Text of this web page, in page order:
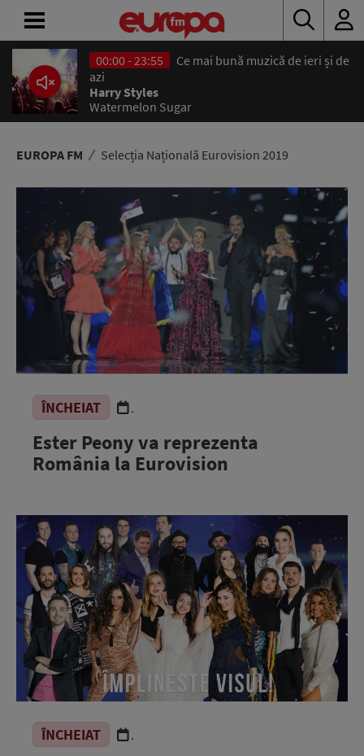
00:00 - 23:55
Ce mai bună muzică de ieri și de
azi
Harry Styles
Watermelon Sugar
EUROPA FM Selecția Națională Eurovision 2019
ÎNCHEIAT .
Ester Peony va reprezenta
România la Eurovision
ÎNCHEIAT .
ACASĂ
ȘTIRI
RADIO
CONCURSURI
PODCAST
ASCULTĂ
LIVE